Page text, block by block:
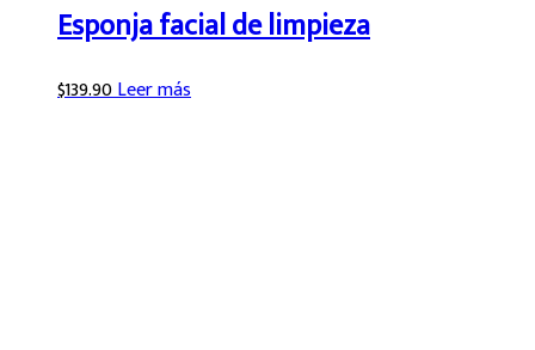
Esponja facial de limpieza
$139.90Leer más